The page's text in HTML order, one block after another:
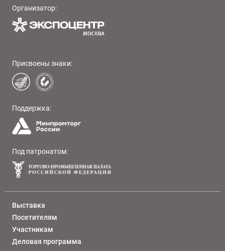
Организатор:
Присвоены знаки:
Поддержка:
Под патронатом:
Выставка
Посетителям
Участникам
Деловая программа